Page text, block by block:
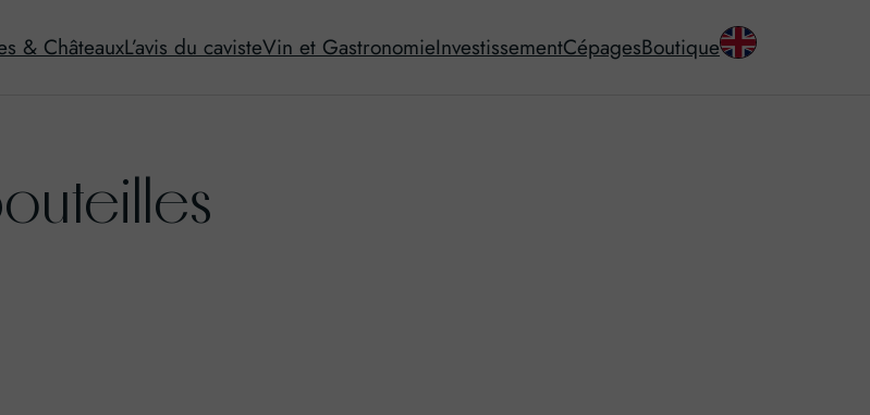
& ChâteauxL’avis du cavisteVin et GastronomieInvestissementCépagesBoutique